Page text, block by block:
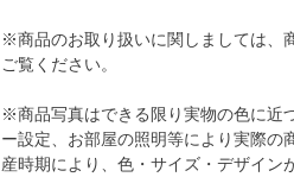
※商品のお取り扱いに関しましては、
ご覧ください。
※商品写真はできる限り実物の色に近
ー設定、お部屋の照明等により実際の
産時期により、色・サイズ・デザイン